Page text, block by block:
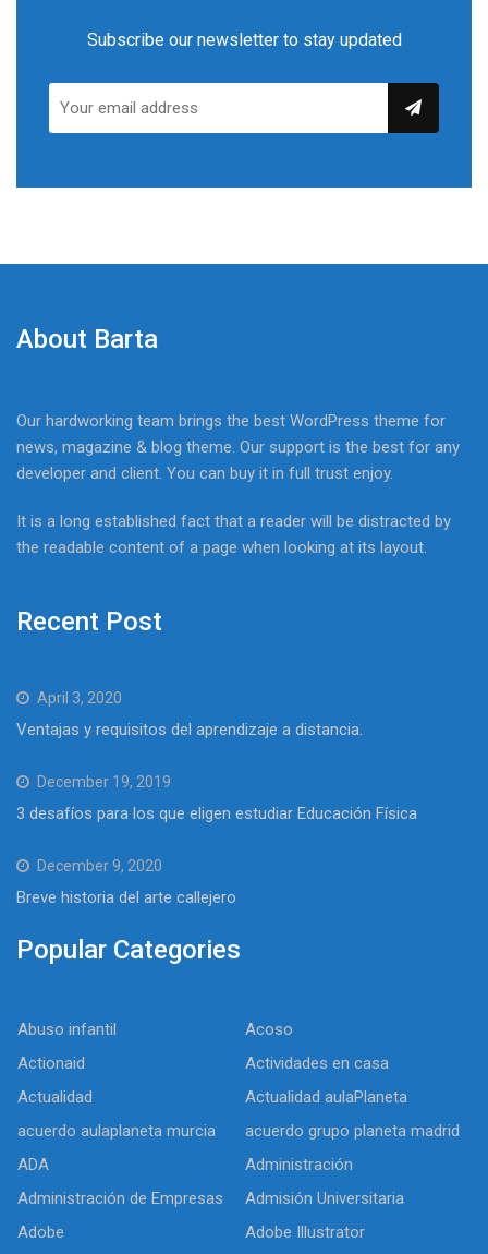
Subscribe our newsletter to stay updated
About Barta
Our hardworking team brings the best WordPress theme for
news, magazine & blog theme. Our support is the best for any
developer and client. You can buy it in full trust enjoy.
It is a long established fact that a reader will be distracted by
the readable content of a page when looking at its layout.
Recent Post
April 3, 2020
Ventajas y requisitos del aprendizaje a distancia.
December 19, 2019
3 desafíos para los que eligen estudiar Educación Física
December 9, 2020
Breve historia del arte callejero
Popular Categories
Abuso infantil
Acoso
Actionaid
Actividades en casa
Actualidad
Actualidad aulaPlaneta
acuerdo aulaplaneta murcia
acuerdo grupo planeta madrid
ADA
Administración
Administración de Empresas
Admisión Universitaria
Adobe
Adobe Illustrator